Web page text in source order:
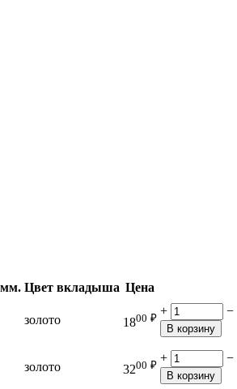
Цвет вкладыша Цена
золото 1800 ₽
+ −
В корзину
золото 3200 ₽
+ −
В корзину